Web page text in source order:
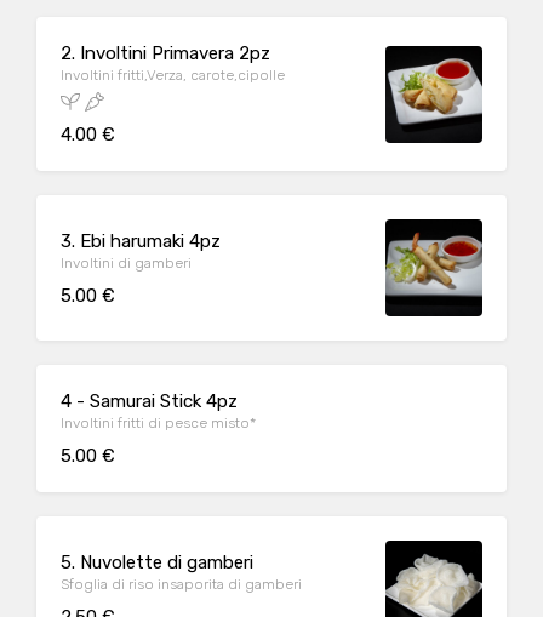
2. Involtini Primavera 2pz
Involtini fritti,Verza, carote,cipolle
4.00 €
3. Ebi harumaki 4pz
Involtini di gamberi
5.00 €
4 - Samurai Stick 4pz
Involtini fritti di pesce misto*
5.00 €
5. Nuvolette di gamberi
Sfoglia di riso insaporita di gamberi